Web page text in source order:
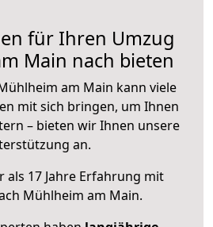
für Ihren Umzug
Main nach bieten
am Main kann viele
mit sich bringen, um Ihnen
– bieten wir Ihnen unsere
an.
als 17 Jahre Erfahrung mit
Mühlheim am Main.